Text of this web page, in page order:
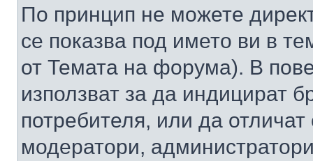
По принцип не можете
се показва под името ви в
от Темата на форума). В
използват за да индицират
потребителя, или да
модератори,